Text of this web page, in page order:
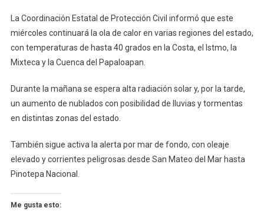
Extremo
Y
La
Mar
De
Oaxaca
La Coordinación Estatal de Protección Civil informó que este
miércoles continuará la ola de calor en varias regiones del estado,
con temperaturas de hasta 40 grados en la Costa, el Istmo, la
Mixteca y la Cuenca del Papaloapan.
Durante la mañana se espera alta radiación solar y, por la tarde,
un aumento de nublados con posibilidad de lluvias y tormentas
en distintas zonas del estado.
También sigue activa la alerta por mar de fondo, con oleaje
elevado y corrientes peligrosas desde San Mateo del Mar hasta
Pinotepa Nacional.
Me gusta esto: